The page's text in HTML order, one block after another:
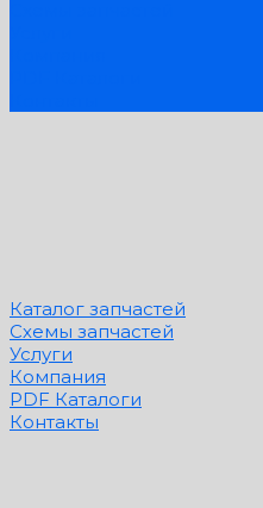
Каталог запчастей
Схемы запчастей
Услуги
Компания
PDF Каталоги
Контакты